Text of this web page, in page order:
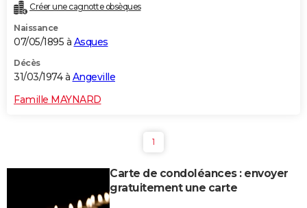
Créer une cagnotte obsèques
Naissance
07/05/1895 à Asques
Décès
31/03/1974 à Angeville
Famille MAYNARD
1
Carte de condoléances : envoyer
gratuitement une carte